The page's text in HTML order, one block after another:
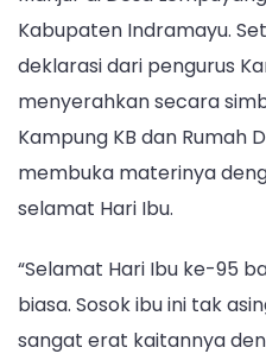
Kabupaten Indramayu.
deklarasi dari pengurus
menyerahkan secara
Kampung KB dan Rumah
membuka materinya
selamat Hari Ibu.
“Selamat Hari Ibu ke-95
biasa. Sosok ibu ini tak
sangat erat kaitannya